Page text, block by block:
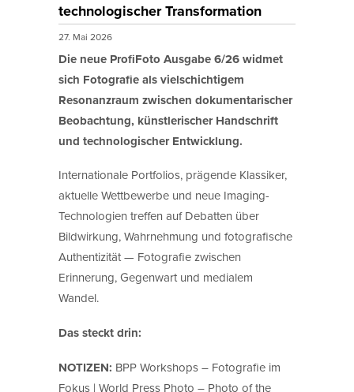
technologischer Transformation
27. Mai 2026
Die neue ProfiFoto Ausgabe 6/26 widmet
sich Fotografie als vielschichtigem
Resonanzraum zwischen dokumentarischer
Beobachtung, künstlerischer Handschrift
und technologischer Entwicklung.
Internationale Portfolios, prägende Klassiker,
aktuelle Wettbewerbe und neue Imaging-
Technologien treffen auf Debatten über
Bildwirkung, Wahrnehmung und fotografische
Authentizität — Fotografie zwischen
Erinnerung, Gegenwart und medialem
Wandel.
Das steckt drin:
NOTIZEN: BPP Workshops – Fotografie im
Fokus | World Press Photo – Photo of the